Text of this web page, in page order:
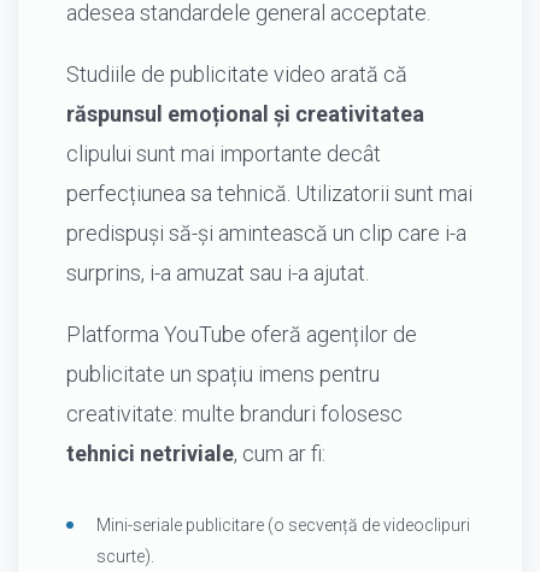
adesea standardele general acceptate.
Studiile de publicitate video arată că
răspunsul emoțional și creativitatea
clipului sunt mai importante decât
perfecțiunea sa tehnică. Utilizatorii sunt mai
predispuși să-și amintească un clip care i-a
surprins, i-a amuzat sau i-a ajutat.
Platforma YouTube oferă agenților de
publicitate un spațiu imens pentru
creativitate: multe branduri folosesc
tehnici netriviale, cum ar fi:
Mini-seriale publicitare (o secvență de videoclipuri
scurte).